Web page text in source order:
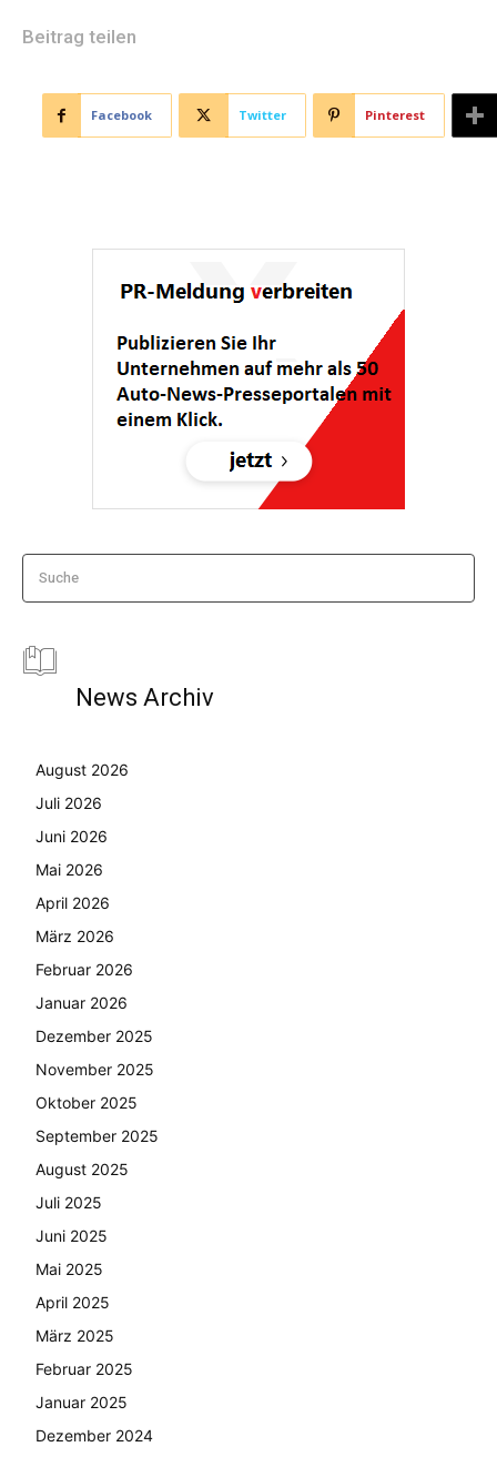
Beitrag teilen
Facebook Twitter Pinterest
Suche
News Archiv
August 2026
Juli 2026
Juni 2026
Mai 2026
April 2026
März 2026
Februar 2026
Januar 2026
Dezember 2025
November 2025
Oktober 2025
September 2025
August 2025
Juli 2025
Juni 2025
Mai 2025
April 2025
März 2025
Februar 2025
Januar 2025
Dezember 2024